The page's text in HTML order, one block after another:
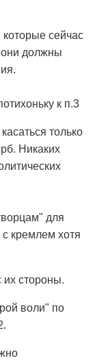
сейчас
они должны
к п.3
только
Никаких
для
кремлем хотя
их стороны.
воли" по